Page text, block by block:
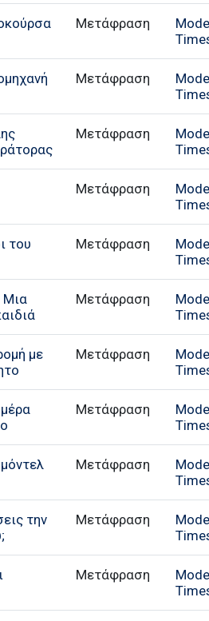
Μετάφραση
Μετάφραση
Μετάφραση
Μετάφραση
του
Μετάφραση
Μια
Μετάφραση
με
Μετάφραση
Μετάφραση
Μετάφραση
την
Μετάφραση
Μετάφραση